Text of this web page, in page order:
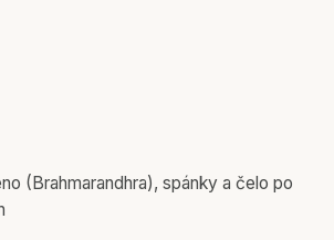
(Brahmarandhra), spánky a čelo po